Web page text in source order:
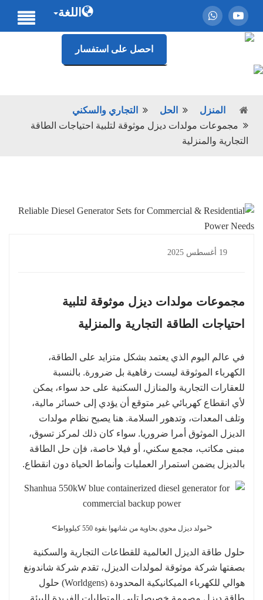
اللغة
احصل على استفسار
المنزل الحل
التجاري والسكني
مجموعات مولدات ديزل موثوقة لتلبية احتياجات الطاقة
التجارية والمنزلية
19 أغسطس 2025
مجموعات مولدات ديزل موثوقة لتلبية
احتياجات الطاقة التجارية والمنزلية
في عالم اليوم الذي يعتمد بشكل متزايد على الطاقة،
الكهرباء الموثوقة ليست رفاهية بل ضرورة. بالنسبة
للعقارات التجارية والمنازل السكنية على حد سواء، يمكن
لأي انقطاع كهربائي غير متوقع أن يؤدي إلى خسائر مالية،
وتلف المعدات، وتدهور السلامة. هنا يصبح نظام مولدات
الديزل الموثوق أمرا ضروريا. سواء كان ذلك لمركز تسوق،
مبنى مكاتب، مجمع سكني، أو فيلا خاصة، فإن حل الطاقة
بالديزل يضمن استمرار العمليات وأنماط الحياة دون انقطاع.
<مولد ديزل محوي بحاوية من شانهوا بقوة 550 كيلوواط >
حلول طاقة الديزل العالمية للقطاعات التجارية والسكنية
بصفتها شركة موثوقة لمولدات الديزل، تقدم شركة شاندونغ
هوالي للكهرباء الميكانيكية المحدودة (Worldgens) حلول
طاقة ديزل مصممة خصيصا تلبي المتطلبات الفريدة للبيئة